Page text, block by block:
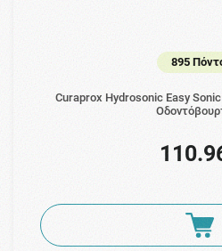
895
Curaprox Hydrosonic Easy